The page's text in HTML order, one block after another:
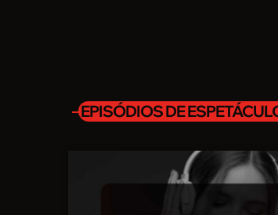
EPISÓDIOS DE